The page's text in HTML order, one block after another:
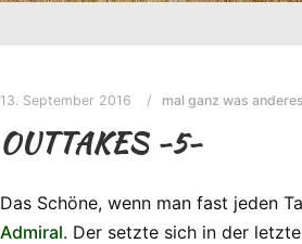
13. September 2016 mal ganz was anderes
OUTTAKES -5-
Das Schöne, wenn man fast jeden
Admiral. Der setzte sich in der